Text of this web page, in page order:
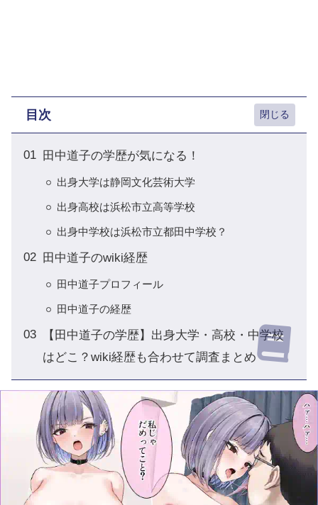
目次
田中道子の学歴が気になる！
出身大学は静岡文化芸術大学
出身高校は浜松市立高等学校
出身中学校は浜松市立都田中学校？
田中道子のwiki経歴
田中道子プロフィール
田中道子の経歴
【田中道子の学歴】出身大学・高校・中学校
はどこ？wiki経歴も合わせて調査まとめ